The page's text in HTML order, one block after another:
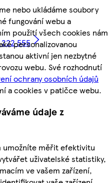
nebo ukládáme soubory
fungování webu a
použití všech cookies nám
personalizovanou
aktivní jen nezbytné
webu. Své rozhodnutí
ochrany osobních údajů
a cookies v patičce webu.
údaje z
umožníte měřit efektivitu
uživatelské statistiky,
ve vašem zařízení,
555